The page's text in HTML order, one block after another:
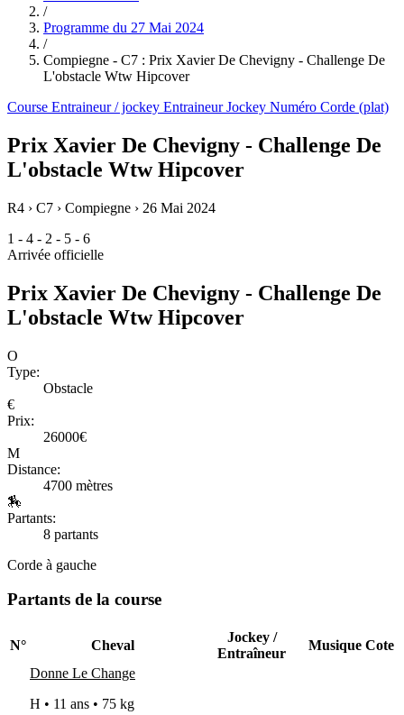
/
Programme du 27 Mai 2024
/
Compiegne - C7 : Prix Xavier De Chevigny - Challenge De
L'obstacle Wtw Hipcover
Course Entraineur / jockey EntraineurJockey Numéro Corde (plat)
Prix Xavier De Chevigny - Challenge De
L'obstacle Wtw Hipcover
R4 › C7 › Compiegne › 26 Mai 2024
1 - 4 - 2 - 5 - 6
Arrivée officielle
Prix Xavier De Chevigny - Challenge De
L'obstacle Wtw Hipcover
O
Type:
Obstacle
€
Prix:
26000€
M
Distance:
4700 mètres
🏇
Partants:
8 partants
Corde à gauche
Partants de la course
N° Cheval
Jockey /
Entraîneur
Musique Cote
Donne Le Change
H • 11 ans • 75 kg